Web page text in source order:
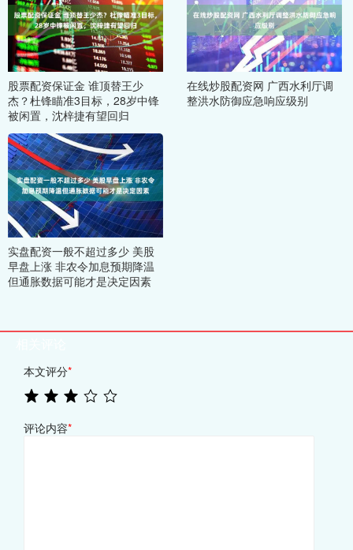
股票配资保证金 谁顶替王少
杰？杜锋瞄准3目标，28岁中锋
被闲置，沈梓捷有望回归
在线炒股配资网 广西水利厅调
整洪水防御应急响应级别
实盘配资一般不超过多少 美股
早盘上涨 非农令加息预期降温
但通胀数据可能才是决定因素
本文评分*
评论内容*